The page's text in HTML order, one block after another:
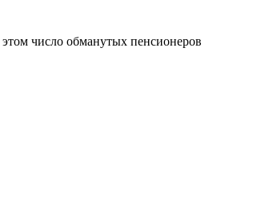
число обманутых пенсионеров